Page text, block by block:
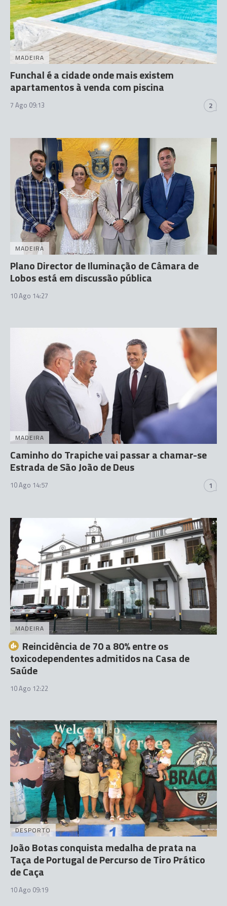
MADEIRA
Funchal é a cidade onde mais existem
apartamentos à venda com piscina
7 Ago 09:13 2
MADEIRA
Plano Director de Iluminação de Câmara de
Lobos está em discussão pública
10 Ago 14:27
MADEIRA
Caminho do Trapiche vai passar a chamar-se
Estrada de São João de Deus
10 Ago 14:57 1
MADEIRA
Reincidência de 70 a 80% entre os
toxicodependentes admitidos na Casa de
Saúde
10 Ago 12:22
DESPORTO
João Botas conquista medalha de prata na
Taça de Portugal de Percurso de Tiro Prático
de Caça
10 Ago 09:19